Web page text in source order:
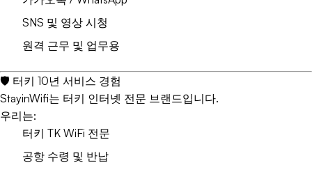
SNS 및 영상 시청
원격 근무 및 업무용
🛡️ 터키 10년 서비스 경험
StayinWifi는 터키 인터넷 전문 브랜드입니다.
우리는:
터키 TK WiFi 전문
공항 수령 및 반납